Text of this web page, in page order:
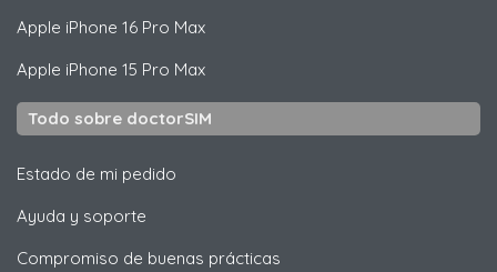
Apple iPhone 16 Pro Max
Apple iPhone 15 Pro Max
Todo sobre doctorSIM
Estado de mi pedido
Ayuda y soporte
Compromiso de buenas prácticas